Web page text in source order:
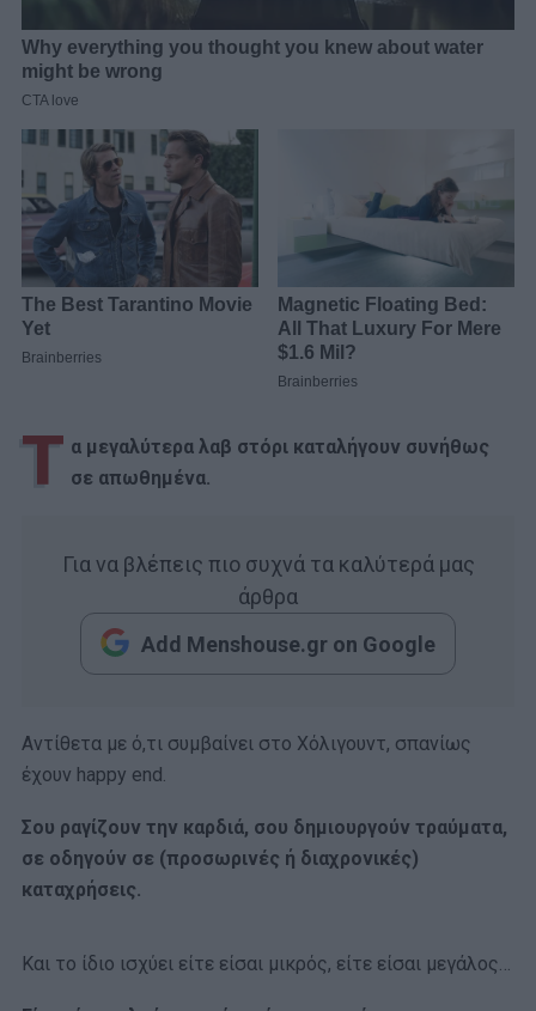
Τ α μεγαλύτερα λαβ στόρι καταλήγουν συνήθως
σε απωθημένα.
Για να βλέπεις πιο συχνά τα καλύτερά μας
άρθρα
Add Menshouse.gr on Google
Αντίθετα με ό,τι συμβαίνει στο Χόλιγουντ, σπανίως
έχουν happy end.
Σου ραγίζουν την καρδιά, σου δημιουργούν τραύματα,
σε οδηγούν σε (προσωρινές ή διαχρονικές)
καταχρήσεις.
Και το ίδιο ισχύει είτε είσαι μικρός, είτε είσαι μεγάλος…